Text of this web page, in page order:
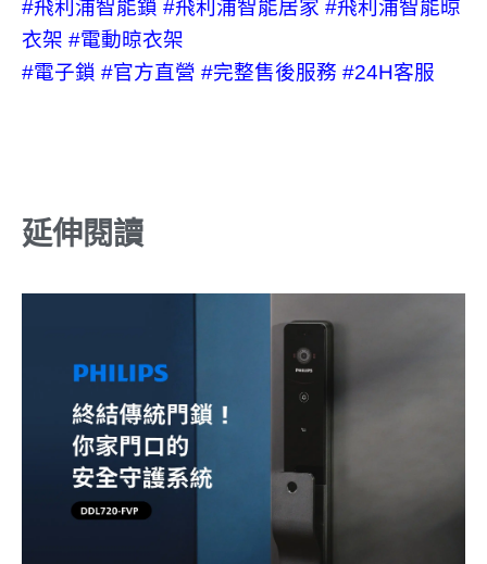
#飛利浦智能鎖 #飛利浦智能居家 #飛利浦智能晾
衣架 #電動晾衣架
#電子鎖 #官方直營 #完整售後服務 #24H客服
延伸閱讀